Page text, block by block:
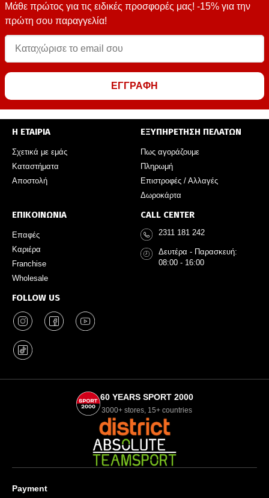
Μάθε πρώτος για τις ειδικές προσφορές μας! -15% για την
πρώτη σου παραγγελία!
ΕΓΓΡΑΦΗ
Η ΕΤΑΙΡΙΑ
Σχετικά με εμάς
Καταστήματα
Αποστολή
ΕΞΥΠΗΡΕΤΗΣΗ ΠΕΛΑΤΩΝ
Πως αγοράζουμε
Πληρωμή
Επιστροφές / Αλλαγές
Δωροκάρτα
ΕΠΙΚΟΙΝΩΝΙΑ
Επαφές
Καριέρα
Franchise
Wholesale
FOLLOW US
CALL CENTER
2311 181 242
Δευτέρα - Παρασκευή:
08:00 - 16:00
60 YEARS SPORT 2000
3000+ stores, 15+ countries
Payment